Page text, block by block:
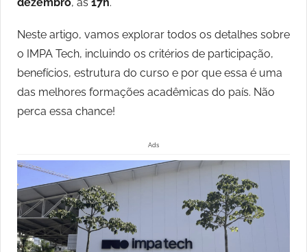
dezembro, às 17h.
Neste artigo, vamos explorar todos os detalhes sobre
o IMPA Tech, incluindo os critérios de participação,
benefícios, estrutura do curso e por que essa é uma
das melhores formações acadêmicas do país. Não
perca essa chance!
Ads